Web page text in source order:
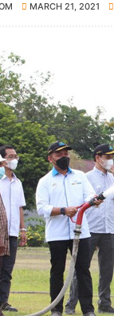
MARCH 21, 2021